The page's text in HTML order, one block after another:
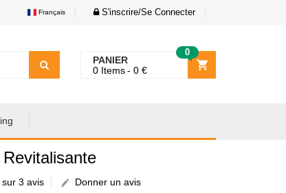
Français S'inscrire/Se Connecter
PANIER
0
0 Items 0 €
sur 3 avis
Donner un avis